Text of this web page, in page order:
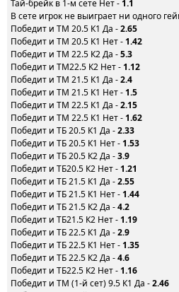
Тай-брейк в 1-м сете Нет - 1.1
В сете игрок не выиграет ни одного
Победит и ТМ 20.5 К1 Да -2.65
Победит и ТМ 20.5 К1 Нет - 1.42
Победит и ТМ 22.5 К2 Да -5.3
Победит и ТМ22.5 К2 Нет - 1.12
Победит и ТМ 21.5 К1 Да -2.4
Победит и ТМ 21.5 К1 Нет - 1.5
Победит и ТМ 22.5 К1 Да -2.15
Победит и ТМ 22.5 К1 Нет - 1.62
Победит и ТБ 20.5 К1 Да -2.33
Победит и ТБ 20.5 К1 Нет - 1.53
Победит и ТБ 20.5 К2 Да -3.9
Победит и ТБ20.5 К2 Нет - 1.21
Победит и ТБ 21.5 К1 Да -2.55
Победит и ТБ 21.5 К1 Нет - 1.44
Победит и ТБ 21.5 К2 Да -4.2
Победит и ТБ21.5 К2 Нет - 1.19
Победит и ТБ 22.5 К1 Да -2.9
Победит и ТБ 22.5 К1 Нет - 1.35
Победит и ТБ 22.5 К2 Да -4.6
Победит и ТБ22.5 К2 Нет - 1.16
Победит и ТМ (1-й сет) 9.5 К1 Да -2.46